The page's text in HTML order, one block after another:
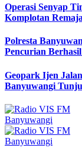
Operasi Senyap
Komplotan
Polresta
Pencurian
Geopark Ijen
Banyuwangi